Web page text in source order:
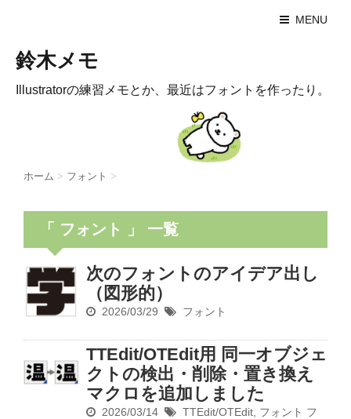
MENU
鈴木メモ
Illustratorの練習メモとか、最近はフォントを作ったり。
ホーム > フォント >
「 フォント 」 一覧
次のフォントのアイデア出し
（図形的）
2026/03/29 フォント
TTEdit/OTEdit用 同一オブジェ
クトの検出・削除・置き換え
マクロを追加しました
2026/03/14 TTEdit/OTEdit フォント フ